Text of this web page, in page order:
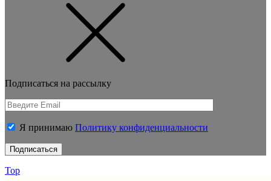
Подписаться на рассылку
Я принимаю Политику конфиденциальности
Top